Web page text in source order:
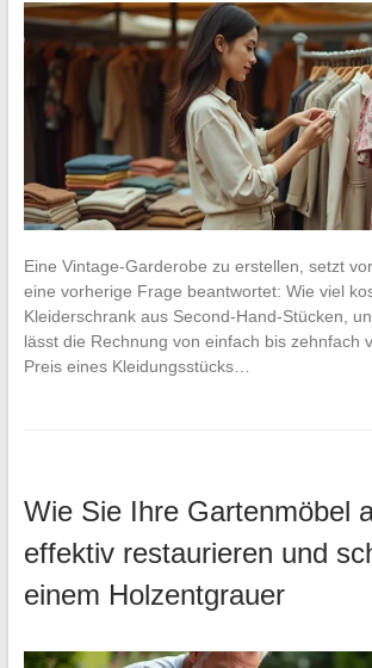
Eine Vintage-Garderobe zu erstellen, setzt
eine vorherige Frage beantwortet: Wie viel
Kleiderschrank aus Second-Hand-Stücken,
lässt die Rechnung von einfach bis zehnfach
Preis eines Kleidungsstücks…
Wie Sie Ihre Gartenmöbel
effektiv restaurieren und
einem Holzentgrauer